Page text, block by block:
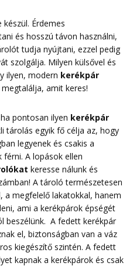
készül. Érdemes
és hosszú távon használni,
tudja nyújtani, ezzel pedig
szolgálja. Milyen külsővel és
ilyen, modern kerékpár
amit keres!
pontosan ilyen kerékpár
tárolás egyik fő célja az, hogy
legyenek és csakis a
A lopások ellen
keresse nálunk és
A tároló természetesen
a megfelelő lakatokkal, hanem
ami a kerékpárok épségét
beszélünk. A fedett kerékpár
el, biztonságban van a váz
kiegészítő szintén. A fedett
kapnak a kerékpárok és csak